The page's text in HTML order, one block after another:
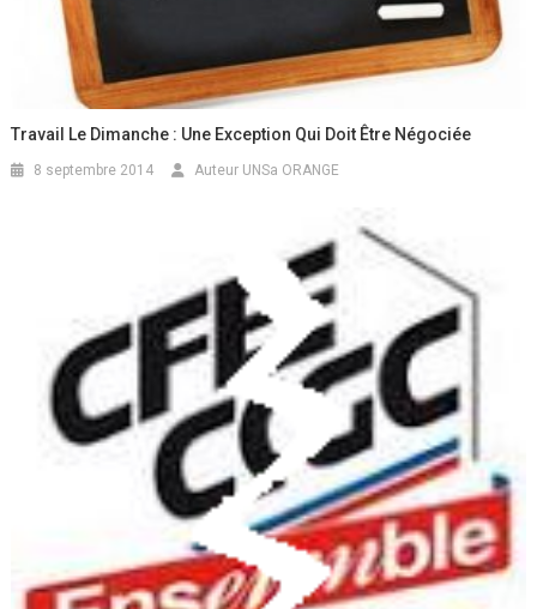
Travail Le Dimanche : Une Exception Qui Doit Être Négociée
8 septembre 2014 Auteur UNSa ORANGE